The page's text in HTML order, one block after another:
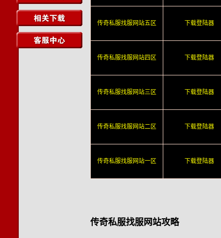
传奇私服找服网站五区 下载登陆器
传奇私服找服网站四区 下载登陆器
传奇私服找服网站三区 下载登陆器
传奇私服找服网站二区 下载登陆器
传奇私服找服网站一区 下载登陆器
传奇私服找服网站攻略